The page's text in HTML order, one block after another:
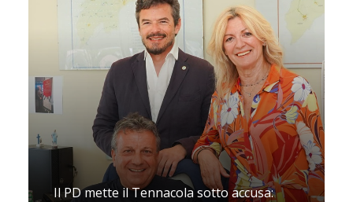
Il PD mette il Tennacola sotto accusa: